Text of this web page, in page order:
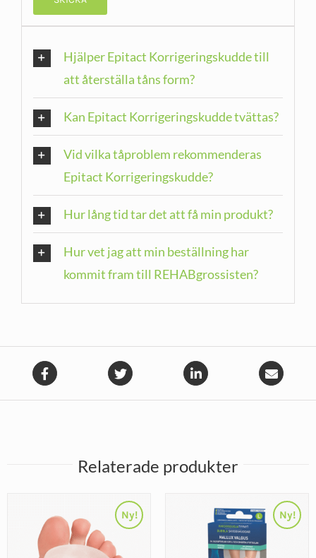
Hjälper Epitact Korrigeringskudde till
att återställa tåns form?
Kan Epitact Korrigeringskudde tvättas?
Vid vilka tåproblem rekommenderas
Epitact Korrigeringskudde?
Hur lång tid tar det att få min produkt?
Hur vet jag att min beställning har
kommit fram till REHABgrossisten?
Relaterade produkter
Ny! Ny!